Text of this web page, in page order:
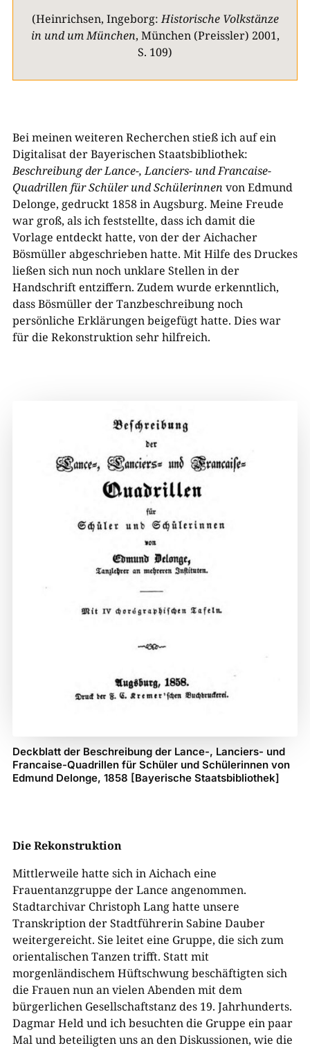
(Heinrichsen, Ingeborg:Historische Volkstänze
in und um München, München (Preissler) 2001,
S. 109)
Bei meinen weiteren Recherchen stieß ich auf ein
Digitalisat der Bayerischen Staatsbibliothek:
Beschreibung der Lance-, Lanciers- und Francaise-
Quadrillen für Schüler und Schülerinnen von Edmund
Delonge, gedruckt 1858 in Augsburg. Meine Freude
war groß, als ich feststellte, dass ich damit die
Vorlage entdeckt hatte, von der der Aichacher
Bösmüller abgeschrieben hatte. Mit Hilfe des Druckes
ließen sich nun noch unklare Stellen in der
Handschrift entziffern. Zudem wurde erkenntlich,
dass Bösmüller der Tanzbeschreibung noch
persönliche Erklärungen beigefügt hatte. Dies war
für die Rekonstruktion sehr hilfreich.
Deckblatt der Beschreibung der Lance-, Lanciers- und
Francaise-Quadrillen für Schüler und Schülerinnen von
Edmund Delonge, 1858 [Bayerische Staatsbibliothek]
Die Rekonstruktion
Mittlerweile hatte sich in Aichach eine
Frauentanzgruppe der Lance angenommen.
Stadtarchivar Christoph Lang hatte unsere
Transkription der Stadtführerin Sabine Dauber
weitergereicht. Sie leitet eine Gruppe, die sich zum
orientalischen Tanzen trifft. Statt mit
morgenländischem Hüftschwung beschäftigten sich
die Frauen nun an vielen Abenden mit dem
bürgerlichen Gesellschaftstanz des 19. Jahrhunderts.
Dagmar Held und ich besuchten die Gruppe ein paar
Mal und beteiligten uns an den Diskussionen, wie die